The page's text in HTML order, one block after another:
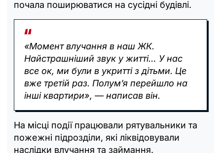
почала поширюватися на сусідні будівлі.
«Момент влучання в наш ЖК.
Найстрашніший звук у житті… У нас
все ок, ми були в укритті з дітьми. Це
вже третій раз. Полум’я перейшло на
інші квартири», — написав він.
На місці події працювали рятувальники та
пожежні підрозділи, які ліквідовували
наслідки влучання та займання.